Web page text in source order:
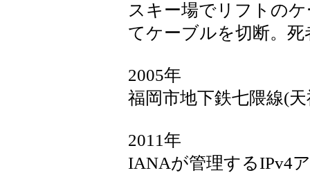
スキー場でリフトの
てケーブルを切断。死
2005年
福岡市地下鉄七隈線(
2011年
IANAが管理するIPv4